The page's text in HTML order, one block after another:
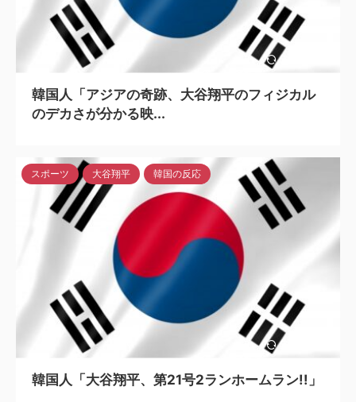
2024/5/6
韓国人「アジアの奇跡、大谷翔平のフィジカル
のデカさが分かる映...
2024/5/6
スポーツ 大谷翔平 韓国の反応
韓国人「大谷翔平、第21号2ランホームラン!!」